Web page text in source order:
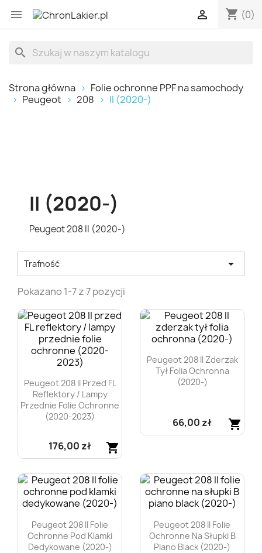
 shopping_cart (0)

search
Strona główna
Folie ochronne PPF na samochody
Peugeot
208 II (2020-)
II (2020-)
Peugeot 208 II (2020-)
Trafność 
Pokazano 1-7 z 7 pozycji
Peugeot 208 II Przed FL
Reflektory / Lampy
Przednie Folie Ochronne
(2020-2023)
shopping_cart
176,00 zł
Szybki podgląd
Peugeot 208 II Zderzak
Tył Folia Ochronna
(2020-)
shopping_cart
66,00 zł
Peugeot 208 II Folie
Ochronne Pod Klamki
Dedykowane (2020-)
Peugeot 208 II Folie
Ochronne Na Słupki B
Piano Black (2020-)